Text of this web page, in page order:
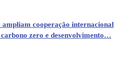
cooperação internacional
zero e desenvolvimento…